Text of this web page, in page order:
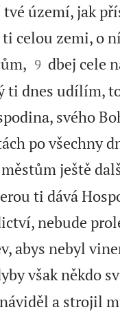
území, jak
ti celou zemi, o


9 dbej cele
ti dnes udílím,
svého
po všechny
ještě
ti dává
nebude
abys nebyl
však někdo
a strojil